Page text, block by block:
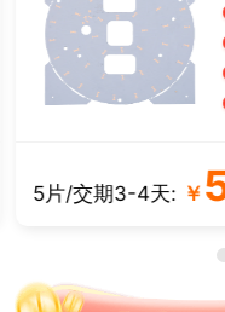
5片/交期3-4天: ￥